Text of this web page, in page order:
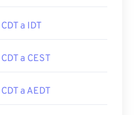
CDT a IDT
CDT a CEST
CDT a AEDT